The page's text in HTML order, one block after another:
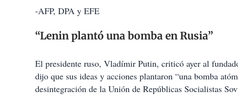
-AFP, DPA y EFE
“Lenin plantó una bomba en Rusia”
El presidente ruso, Vladímir Putin, criticó ayer al
dijo que sus ideas y acciones plantaron “una bomba
desintegración de la Unión de Repúblicas Socialistas